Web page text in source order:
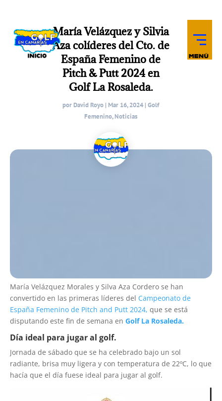
María Velázquez y Silvia
Aza colíderes del Cto. de
España Femenino de
Pitch & Putt 2024 en
Golf La Rosaleda.
por David Royo | Mar 16, 2024 |Golf
Femenino,Noticias
María Velázquez Morales y Silva Aza Cordero se han
convertido en las primeras líderes del Campeonato de
España Femenino de Pitch and Putt 2024, que se está
disputando este fin de semana en Golf La Rosaleda.
Día ideal para jugar al golf.
Jornada de sábado que se ha celebrado bajo un sol
radiante, brisa muy ligera y con temperatura de 22ºC, lo que
hacía que el día fuese ideal para jugar al golf.